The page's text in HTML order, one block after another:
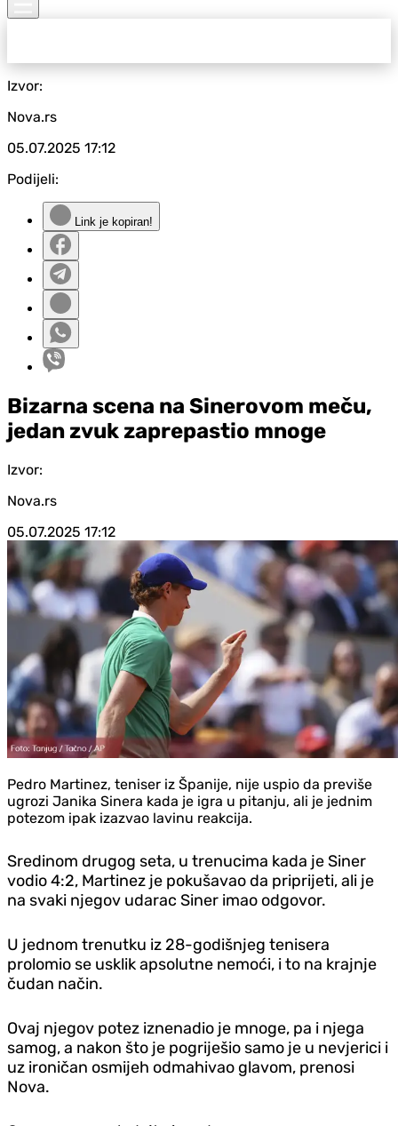
Izvor:
Nova.rs
05.07.2025 17:12
Podijeli:
Link je kopiran!
Bizarna scena na Sinerovom meču,
jedan zvuk zaprepastio mnoge
Izvor:
Nova.rs
05.07.2025 17:12
Pedro Martinez, teniser iz Španije, nije uspio da previše
ugrozi Janika Sinera kada je igra u pitanju, ali je jednim
potezom ipak izazvao lavinu reakcija.
Sredinom drugog seta, u trenucima kada je Siner
vodio 4:2, Martinez je pokušavao da priprijeti, ali je
na svaki njegov udarac Siner imao odgovor.
U jednom trenutku iz 28-godišnjeg tenisera
prolomio se usklik apsolutne nemoći, i to na krajnje
čudan način.
Ovaj njegov potez iznenadio je mnoge, pa i njega
samog, a nakon što je pogriješio samo je u nevjerici i
uz ironičan osmijeh odmahivao glavom, prenosi
Nova.